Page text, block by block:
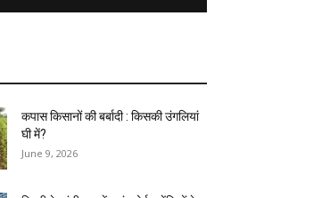
कपास किसानों की बर्बादी : किसकी उंगलियां
घी में?
June 9, 2026